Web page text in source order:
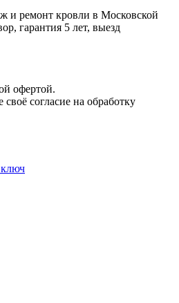
и ремонт кровли в Московской
гарантия 5 лет, выезд
офертой.
своё согласие на обработку